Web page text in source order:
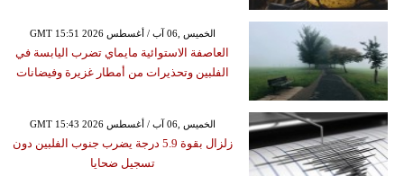
GMT 15:51 2026 الخميس ,06 آب / أغسطس
العاصفة الاستوائية مايماي تضرب اليابسة في
الفلبين وتحذيرات من أمطار غزيرة وفيضانات
GMT 15:43 2026 الخميس ,06 آب / أغسطس
زلزال بقوة 5.9 درجة يضرب جنوب الفلبين دون
تسجيل ضحايا